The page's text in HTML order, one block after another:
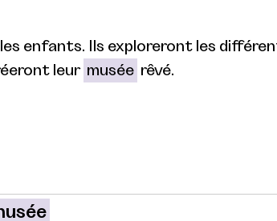
enfants. Ils exploreront les
leur musée rêvé.